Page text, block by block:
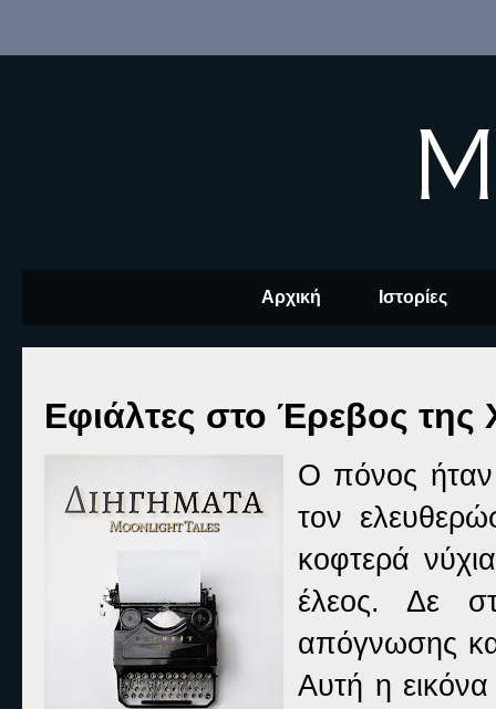
Αρχική Ιστορίες
Εφιάλτες στο Έρεβος της
Ο πόνος ήταν
τον
κοφτερά
έλεος. Δε
απόγνωσης
Αυτή η